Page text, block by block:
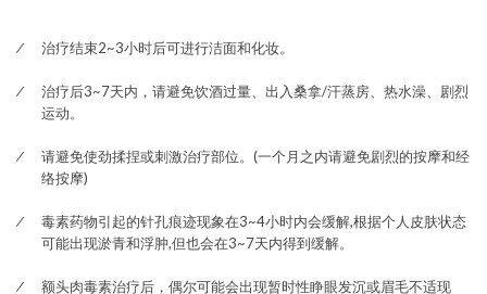
治疗结束2~3小时后可进行洁面和化妆。
治疗后3~7天内，请避免饮酒过量、出入桑拿/汗蒸房、热水澡、剧烈
运动。
请避免使劲揉捏或刺激治疗部位。(一个月之内请避免剧烈的按摩和经
络按摩)
毒素药物引起的针孔痕迹现象在3~4小时内会缓解,根据个人皮肤状态
可能出现淤青和浮肿,但也会在3~7天内得到缓解。
额头肉毒素治疗后，偶尔可能会出现暂时性睁眼发沉或眉毛不适现